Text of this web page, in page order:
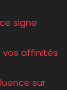
signe
vos affinités
sur